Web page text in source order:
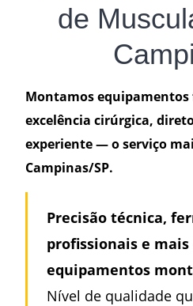
de
Montamos equipamentos
excelência cirúrgica,
experiente — o serviço
Campinas/SP.
Precisão técnica,
profissionais e mais
equipamentos
Nível de qualidade